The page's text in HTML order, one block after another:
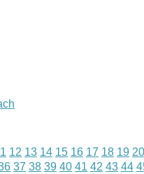
12 13 14 15 16 17 18 19 20
37 38 39 40 41 42 43 44